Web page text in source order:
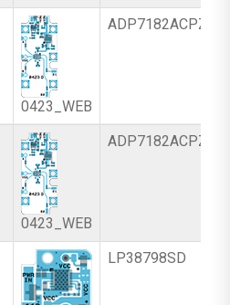
0423_WEB
ADP7182ACPZ-R7
0423_WEB
ADP7182ACPZ-R7
LP38798SD